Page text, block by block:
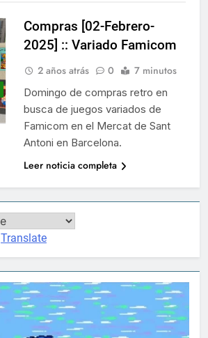
Compras [02-Febrero-
2025] :: Variado Famicom
2 años atrás 0 7 minutos
Domingo de compras retro en
busca de juegos variados de
Famicom en el Mercat de Sant
Antoni en Barcelona.
Leer noticia completa
Translate